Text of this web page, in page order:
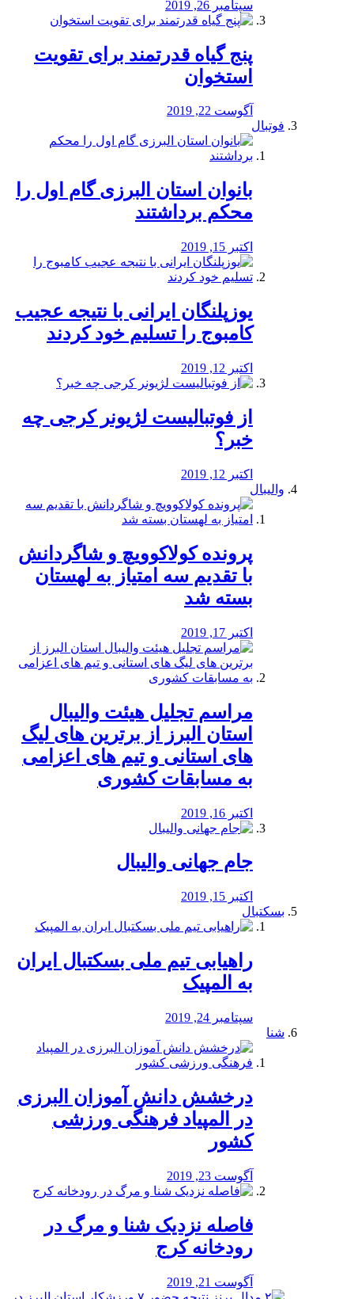
سپتامبر 26, 2019
پنج گیاه قدرتمند برای تقویت
استخوان
آگوست 22, 2019
فوتبال
بانوان استان البرزی گام اول را
محكم برداشتند
اکتبر 15, 2019
یوزپلنگان ایرانی با نتیجه عجیب
کامبوج را تسلیم خود کردند
اکتبر 12, 2019
از فوتبالیست لژیونر کرجی چه
خبر؟
اکتبر 12, 2019
والیبال
پرونده کولاکوویچ و شاگردانش
با تقدیم سه امتیاز به لهستان
بسته شد
اکتبر 17, 2019
مراسم تجلیل هیئت والیبال
استان البرز از برترین های لیگ
های استانی و تیم های اعزامی
به مسابقات کشوری
اکتبر 16, 2019
جام جهانی والیبال
اکتبر 15, 2019
بسکتبال
راهیابی تیم ملی بسکتبال ایران
به المپیک
سپتامبر 24, 2019
شنا
درخشش دانش آموزان البرزی
در المپیاد فرهنگی ورزشی
کشور
آگوست 23, 2019
️فاصله نزدیک شنا و مرگ در
رودخانه کرج
آگوست 21, 2019